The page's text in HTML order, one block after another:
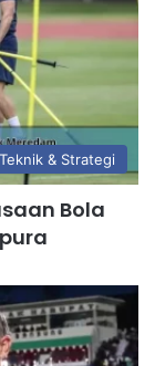
Teknik & Strategi
Bola